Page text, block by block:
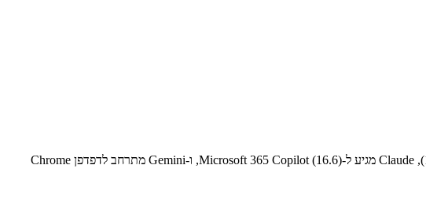
עדכוני AI לשבוע 22.06.2026: ChatGPT משיק משימות מתוזמנות לאוטומציה (17.6), Google Vids מציגה דוברי AI ב-24 שפות (17.6), Claude מגיע ל-Microsoft 365 Copilot (16.6), ו-Gemini מתרחב לדפדפן Chrome